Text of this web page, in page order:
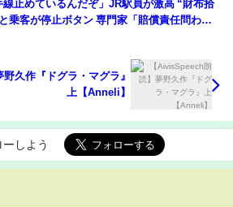
線止めているんだぞ」JR駅員が激高 “財布拾
乗客が停止ボタン 専門家「賠償責任問われ
久作『ドグラ・マグラ』
上【Anneli】
しよう